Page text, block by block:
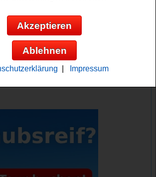
ein iPhone 17 Pro, eine
Apple AirPods Pro 3, Messer
Akzeptieren
Ablehnen
Impressum